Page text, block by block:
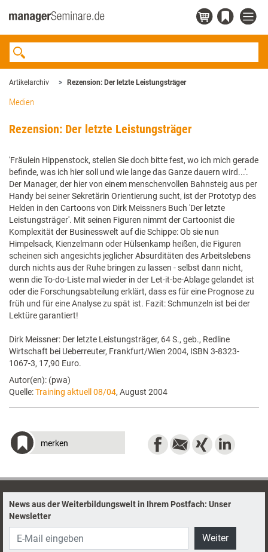
Artikelarchiv Rezension: Der letzte Leistungsträger
Medien
Rezension: Der letzte Leistungsträger
'Fräulein Hippenstock, stellen Sie doch bitte fest, wo ich mich gerade
befinde, was ich hier soll und wie lange das Ganze dauern wird...'.
Der Manager, der hier von einem menschenvollen Bahnsteig aus per
Handy bei seiner Sekretärin Orientierung sucht, ist der Prototyp des
Helden in den Cartoons von Dirk Meissners Buch 'Der letzte
Leistungsträger'. Mit seinen Figuren nimmt der Cartoonist die
Komplexität der Businesswelt auf die Schippe: Ob sie nun
Himpelsack, Kienzelmann oder Hülsenkamp heißen, die Figuren
scheinen sich angesichts jeglicher Absurditäten des Arbeitslebens
durch nichts aus der Ruhe bringen zu lassen - selbst dann nicht,
wenn die To-do-Liste mal wieder in der Let-it-be-Ablage gelandet ist
oder die Forschungsabteilung erklärt, dass es für eine Prognose zu
früh und für eine Analyse zu spät ist. Fazit: Schmunzeln ist bei der
Lektüre garantiert!
Dirk Meissner: Der letzte Leistungsträger, 64 S., geb., Redline
Wirtschaft bei Ueberreuter, Frankfurt/Wien 2004, ISBN 3-8323-
1067-3, 17,90 Euro.
Autor(en): (pwa)
Quelle:Training aktuell 08/04, August 2004
merken
News aus der Weiterbildungswelt in Ihrem Postfach: Unser
Newsletter
Weiter